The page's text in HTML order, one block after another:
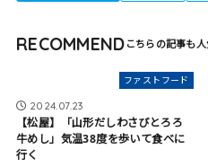
RECOMMEND
ファストフード
2024.07.23
【松屋】「山形だしわさびとろろ
牛めし」気温38度を歩いて食べに
行く